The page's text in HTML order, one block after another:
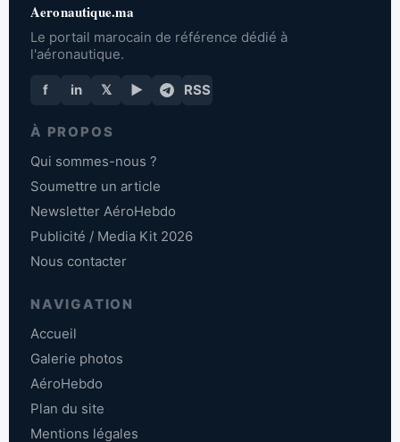
Aeronautique.ma
Le portail marocain de référence dédié à
l'aéronautique.
f in 𝕏 ▶ RSS
À PROPOS
Qui sommes-nous ?
Soumettre un article
Newsletter AéroHebdo
Publicité / Media Kit 2026
Nous contacter
NAVIGATION
Accueil
Galerie photos
AéroHebdo
Plan du site
Mentions légales